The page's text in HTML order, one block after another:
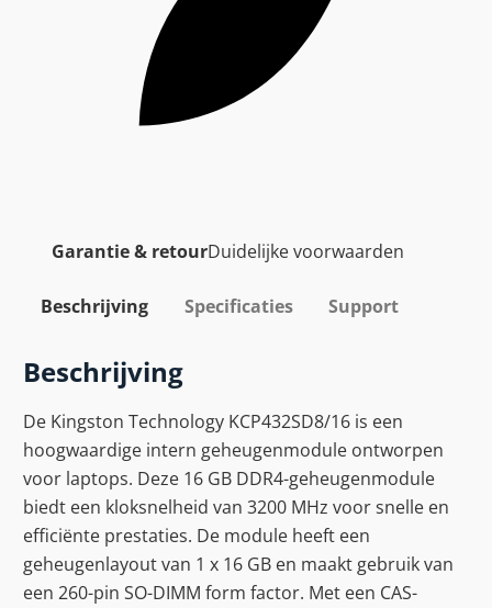
Garantie & retourDuidelijke voorwaarden
Beschrijving Specificaties Support
Beschrijving
De Kingston Technology KCP432SD8/16 is een
hoogwaardige intern geheugenmodule ontworpen
voor laptops. Deze 16 GB DDR4-geheugenmodule
biedt een kloksnelheid van 3200 MHz voor snelle en
efficiënte prestaties. De module heeft een
geheugenlayout van 1 x 16 GB en maakt gebruik van
een 260-pin SO-DIMM form factor. Met een CAS-